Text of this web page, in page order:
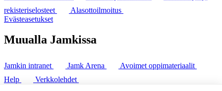
rekisteriselosteet
Alasottoilmoitus
Evästeasetukset
Muualla Jamkissa
Jamkin intranet Jamk Arena
Avoimet oppimateriaalit
Help
Verkkolehdet